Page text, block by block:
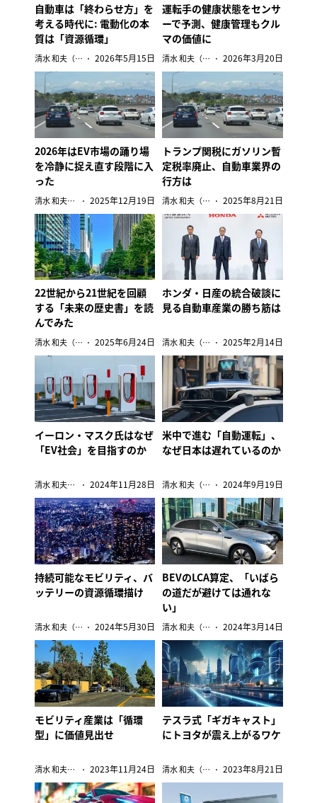
自動車は「終わらせ方」を
考える時代に: 電動化の本
質は「資源循環」
清水 和夫（自動車ジャーナリスト） 2026年5月15日
運転手の健康状態をセンサ
ーで予測、健康管理もクル
マの価値に
清水 和夫（自動車ジャーナリスト） 2026年3月20日
2026年はEV市場の踊り場
を冷静に捉え直す段階に入
った
清水 和夫（自動車ジャーナリスト） 2025年12月19日
トランプ関税にガソリン暫
定税率廃止、自動車業界の
行方は
清水 和夫（自動車ジャーナリスト） 2025年8月21日
22世紀から21世紀を回顧
する「未来の歴史書」を読
んでみた
清水 和夫（自動車ジャーナリスト） 2025年6月24日
ホンダ・日産の統合破談に
見る自動車産業の勝ち筋は
清水 和夫（自動車ジャーナリスト） 2025年2月14日
イーロン・マスク氏はなぜ
「EV社会」を目指すのか
清水 和夫（自動車ジャーナリスト） 2024年11月28日
米中で進む「自動運転」、
なぜ日本は遅れているのか
清水 和夫（自動車ジャーナリスト） 2024年9月19日
持続可能なモビリティ、バ
ッテリーの資源循環描け
清水 和夫（自動車ジャーナリスト） 2024年5月30日
BEVのLCA算定、「いばら
の道だが避けては通れな
い」
清水 和夫（自動車ジャーナリスト） 2024年3月14日
モビリティ産業は「循環
型」に価値見出せ
清水 和夫（自動車ジャーナリスト） 2023年11月24日
テスラ式「ギガキャスト」
にトヨタが震え上がるワケ
清水 和夫（自動車ジャーナリスト） 2023年8月21日